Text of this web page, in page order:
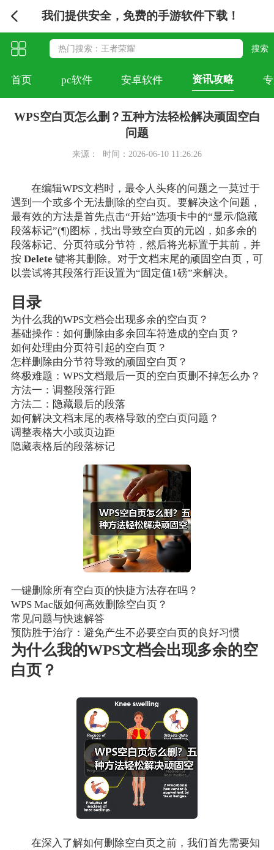
我们提供安全，免费的手游软件下载！
首页 pc软件 安卓软件 资讯攻略
WPS空白页怎么删？五种方法轻松解决顽固空白
问题
来源： 时间：2026-06-10 11:26:26
在编辑WPS文档时，最令人头疼的问题之一莫过于
遇到一个或多个无法删除的空白页。要解决这个问题，
最有效的方法是首先点击“开始”选项卡中的“显示/隐藏
段落标记”(¶)图标，找出导致空白页的元凶，如多余的
段落标记、分页符或分节符，然后将光标置于其前，并
按 Delete 键将其删除。对于文档末尾的顽固空白页，可
以尝试将其段落行距设置为“固定值1磅”来解决。
目录
为什么我的WPS文档会出现多余的空白页？
基础操作：如何删除由多余回车符造成的空白页？
如何处理由分页符引起的空白页？
怎样删除由分节符导致的顽固空白页？
终极难题：WPS文档最后一页的空白页删不掉怎么办？
方法一：调整段落行距
方法二：隐藏最后的段落
如何解决文档末尾的表格导致的空白页问题？
调整表格大小或页边距
隐藏表格后的段落标记
一键删除所有空白页的快捷方法存在吗？
WPS Mac版如何高效删除空白页？
常见问题与快速解答
预防胜于治疗：避免产生不必要空白页的良好习惯
为什么我的WPS文档会出现多余的空
白页？
在深入了解如何删除空白页之前，我们首先需要知